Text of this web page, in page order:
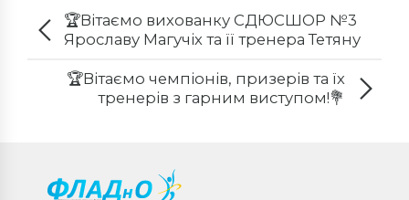
🏆Вітаємо вихованку СДЮСШОР №3
Ярославу Магучіх та її тренера Тетяну
заключному етапі Діамантової ліги у
Брюсселі!
🏆Вітаємо чемпіонів, призерів та їх
тренерів з гарним виступом!💐